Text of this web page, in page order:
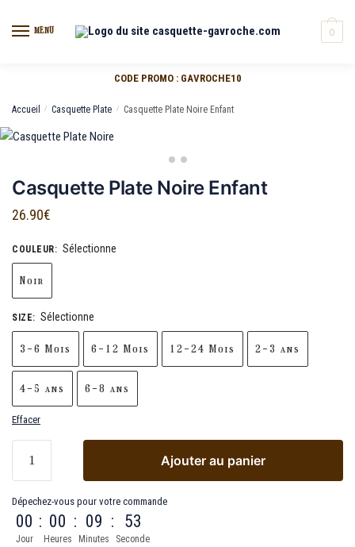
MENU 0
CODE PROMO : GAVROCHE10
Accueil / Casquette Plate / Casquette Plate Noire Enfant
Casquette Plate Noire Enfant
26.90€
COULEUR: Sélectionne
Noir
SIZE: Sélectionne
3-6 Mois 6-12 Mois 12-24 Mois 2-3 ans
4-5 ans 6-8 ans
Effacer
Ajouter au panier
Dépechez-vous pour votre commande
00
Jour
: 00
Heures
: 09
Minutes
: 53
Seconde